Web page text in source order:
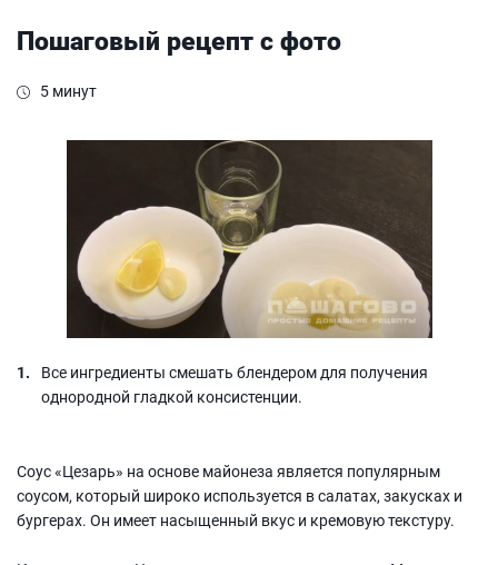
Пошаговый рецепт с фото
5 минут
Все ингредиенты смешать блендером для получения
однородной гладкой консистенции.
Соус «Цезарь» на основе майонеза является популярным
соусом, который широко используется в салатах, закусках и
бургерах. Он имеет насыщенный вкус и кремовую текстуру.